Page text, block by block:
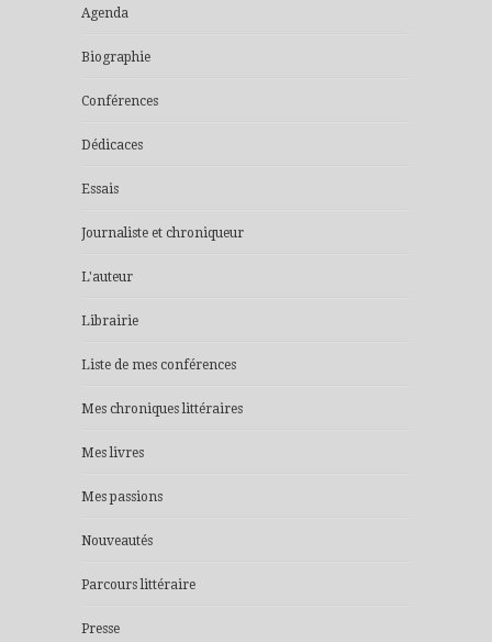
Agenda
Biographie
Conférences
Dédicaces
Essais
Journaliste et chroniqueur
L'auteur
Librairie
Liste de mes conférences
Mes chroniques littéraires
Mes livres
Mes passions
Nouveautés
Parcours littéraire
Presse